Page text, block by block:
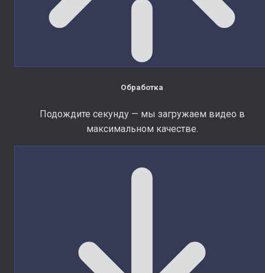
Обработка
Подождите секунду — мы загружаем видео в
максимальном качестве.